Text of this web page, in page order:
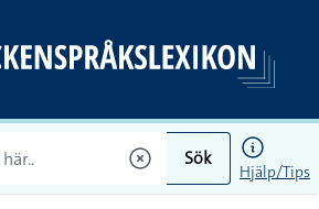
Sök
Hjälp/Tips